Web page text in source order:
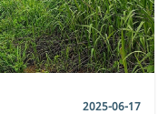
2025-06-17